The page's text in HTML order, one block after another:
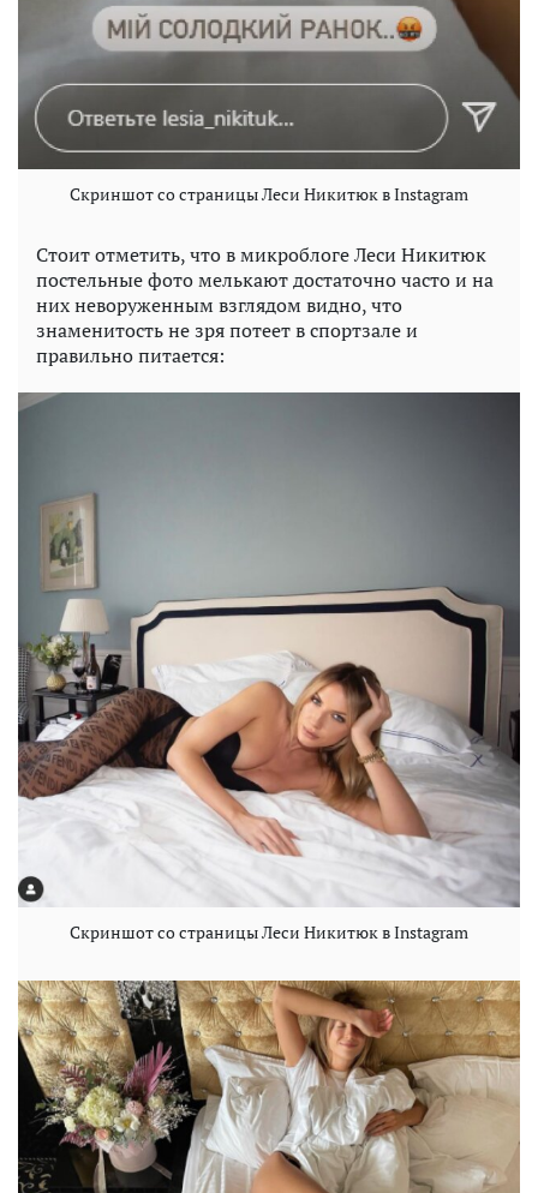
Скриншот со страницы Леси Никитюк в Instagram
Стоит отметить, что в микроблоге Леси Никитюк
постельные фото мелькают достаточно часто и на
них неворуженным взглядом видно, что
знаменитость не зря потеет в спортзале и
правильно питается:
Скриншот со страницы Леси Никитюк в Instagram